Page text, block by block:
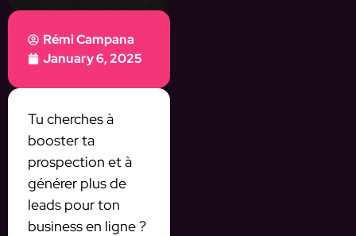
Rémi Campana
January 6, 2025
Tu cherches à
booster ta
prospection et à
générer plus de
leads pour ton
business en ligne ?